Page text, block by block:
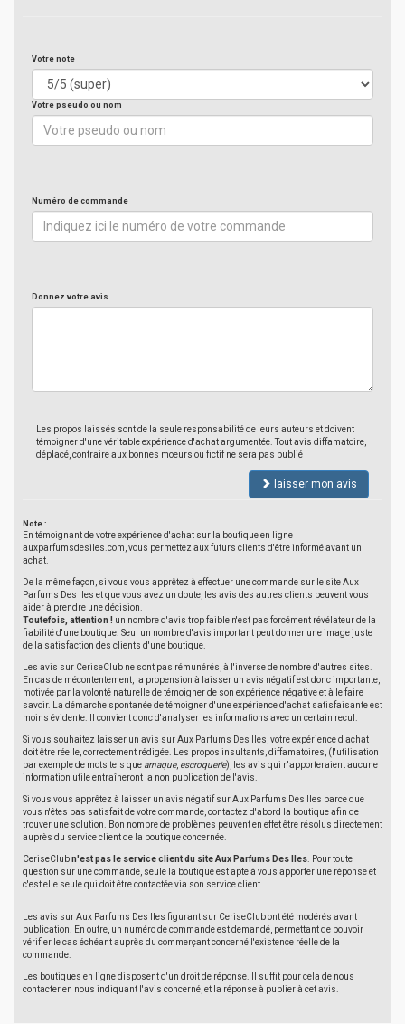
Votre note
Votre pseudo ou nom
Numéro de commande
Donnez votre avis
Les propos laissés sont de la seule responsabilité de leurs auteurs et doivent
témoigner d'une véritable expérience d'achat argumentée. Tout avis diffamatoire,
déplacé, contraire aux bonnes moeurs ou fictif ne sera pas publié
laisser mon avis
Note :
En témoignant de votre expérience d'achat sur la boutique en ligne
auxparfumsdesiles.com, vous permettez aux futurs clients d'être informé avant un
achat.
De la même façon, si vous vous apprêtez à effectuer une commande sur le site Aux
Parfums Des Iles et que vous avez un doute, les avis des autres clients peuvent vous
aider à prendre une décision.
Toutefois, attention ! un nombre d'avis trop faible n'est pas forcément révélateur de la
fiabilité d'une boutique. Seul un nombre d'avis important peut donner une image juste
de la satisfaction des clients d'une boutique.
Les avis sur CeriseClub ne sont pas rémunérés, à l'inverse de nombre d'autres sites.
En cas de mécontentement, la propension à laisser un avis négatif est donc importante,
motivée par la volonté naturelle de témoigner de son expérience négative et à le faire
savoir. La démarche spontanée de témoigner d'une expérience d'achat satisfaisante est
moins évidente. Il convient donc d'analyser les informations avec un certain recul.
Si vous souhaitez laisser un avis sur Aux Parfums Des Iles, votre expérience d'achat
doit être réelle, correctement rédigée. Les propos insultants, diffamatoires, (l'utilisation
par exemple de mots tels que arnaque, escroquerie), les avis qui n'apporteraient aucune
information utile entraîneront la non publication de l'avis.
Si vous vous apprêtez à laisser un avis négatif sur Aux Parfums Des Iles parce que
vous n'êtes pas satisfait de votre commande, contactez d'abord la boutique afin de
trouver une solution. Bon nombre de problèmes peuvent en effet être résolus directement
auprès du service client de la boutique concernée.
CeriseClubn'est pas le service client du site Aux Parfums Des Iles . Pour toute
question sur une commande, seule la boutique est apte à vous apporter une réponse et
c'est elle seule qui doit être contactée via son service client.
Les avis sur Aux Parfums Des Iles figurant sur CeriseClub ont été modérés avant
publication. En outre, un numéro de commande est demandé, permettant de pouvoir
vérifier le cas échéant auprès du commerçant concerné l'existence réelle de la
commande.
Les boutiques en ligne disposent d'un droit de réponse. Il suffit pour cela de nous
contacter en nous indiquant l'avis concerné, et la réponse à publier à cet avis.